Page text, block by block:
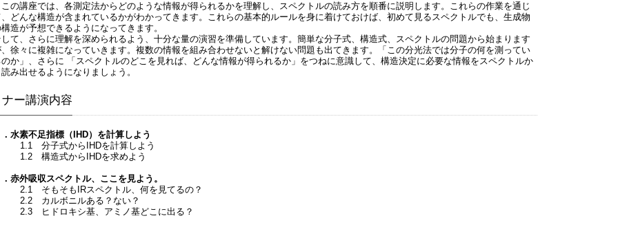
の講座では、各測定法からどのような情報が得られるかを理解し、スペクトルの読み方を順番に説明します。これらの作業を通じ
どんな構造が含まれているかがわかってきます。これらの基本的ルールを身に着けておけば、初めて見るスペクトルでも、生成物
造が予想できるようになってきます。
て、さらに理解を深められるよう、十分な量の演習を準備しています。簡単な分子式、構造式、スペクトルの問題から始まります
徐々に複雑になっていきます。複数の情報を組み合わせないと解けない問題も出てきます。「この分光法では分子の何を測ってい
か」、さらに 「スペクトルのどこを見れば、どんな情報が得られるか」をつねに意識して、構造決定に必要な情報をスペクトルか
み出せるようになりましょう。
ー講演内容
水素不足指標（IHD）を計算しよう
1.1 分子式からIHDを計算しよう
1.2 構造式からIHDを求めよう
赤外吸収スペクトル、ここを見よう。
2.1 そもそもIRスペクトル、何を見てるの？
2.2 カルボニルある？ない？
2.3 ヒドロキシ基、アミノ基どこに出る？